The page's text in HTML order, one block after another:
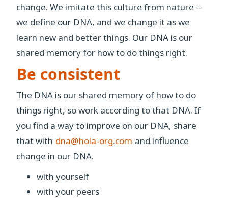
change. We imitate this culture from nature --
we define our DNA, and we change it as we
learn new and better things. Our DNA is our
shared memory for how to do things right.
Be consistent
The DNA is our shared memory of how to do
things right, so work according to that DNA. If
you find a way to improve on our DNA, share
that with dna@hola-org.com and influence
change in our DNA.
with yourself
with your peers